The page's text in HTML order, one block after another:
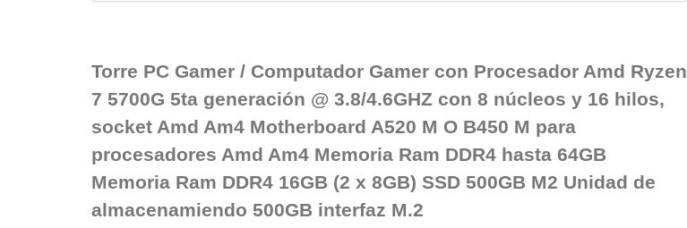
Torre PC Gamer / Computador Gamer con Procesador Amd Ryzen
7 5700G 5ta generación @ 3.8/4.6GHZ con 8 núcleos y 16 hilos,
socket Amd Am4 Motherboard A520 M O B450 M para
procesadores Amd Am4 Memoria Ram DDR4 hasta 64GB
Memoria Ram DDR4 16GB (2 x 8GB) SSD 500GB M2 Unidad de
almacenamiendo 500GB interfaz M.2